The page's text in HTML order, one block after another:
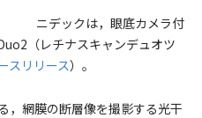
ニデックは，眼底カメラ付
（レチナスキャンデュオツ
スリリース）。
，網膜の断層像を撮影する光干